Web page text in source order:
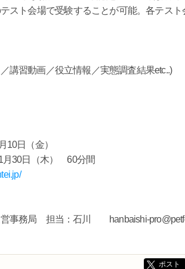
スト会場で受験することが可能。各テス
講習動画／役立情報／実態調査結果etc..)
10日（金）
月30日（木） 60分間
事務局 担当：石川 hanbaishi-
ポスト